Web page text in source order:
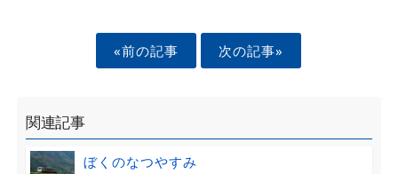
«前の記事 次の記事»
関連記事
ぼくのなつやすみ